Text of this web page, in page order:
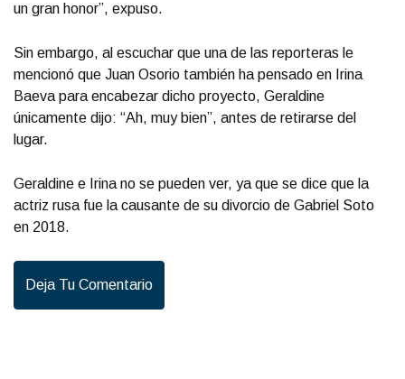
un gran honor”, expuso.
Sin embargo, al escuchar que una de las reporteras le
mencionó que Juan Osorio también ha pensado en Irina
Baeva para encabezar dicho proyecto, Geraldine
únicamente dijo: “Ah, muy bien”, antes de retirarse del
lugar.
Geraldine e Irina no se pueden ver, ya que se dice que la
actriz rusa fue la causante de su divorcio de Gabriel Soto
en 2018.
Deja Tu Comentario